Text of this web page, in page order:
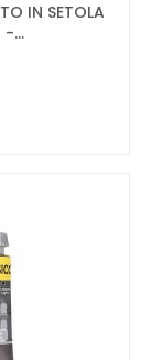
IN SETOLA
-...